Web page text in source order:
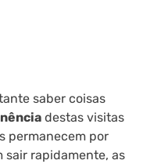
saber coisas
destas visitas
permanecem por
sair rapidamente, as